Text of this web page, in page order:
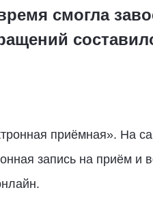
смогла
приёмная». На
запись на приём и